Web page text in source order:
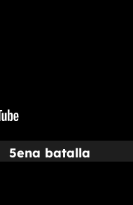
5ena batalla